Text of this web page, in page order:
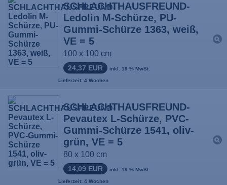
SCHLACHTHAUSFREUND-
Ledolin M-Schürze, PU-
Gummi-Schürze 1363, weiß,
VE = 5
100 x 100 cm
24,37 EUR inkl. 19 % MwSt.
Lieferzeit: 4 Wochen
SCHLACHTHAUSFREUND-
Pevautex L-Schürze, PVC-
Gummi-Schürze 1541, oliv-
grün, VE = 5
80 x 100 cm
14,09 EUR inkl. 19 % MwSt.
Lieferzeit: 4 Wochen